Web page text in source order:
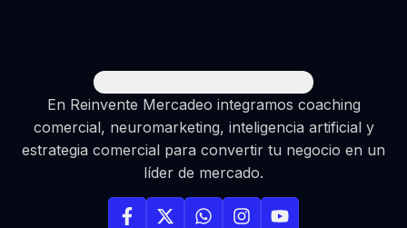
En Reinvente Mercadeo integramos coaching
comercial, neuromarketing, inteligencia artificial y
estrategia comercial para convertir tu negocio en un
líder de mercado.